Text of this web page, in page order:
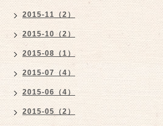
2015-11（2）
2015-10（2）
2015-08（1）
2015-07（4）
2015-06（4）
2015-05（2）